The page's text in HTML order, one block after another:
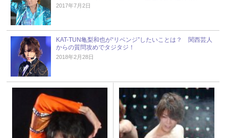
2017年7月2日
KAT-TUN亀梨和也が“リベンジ”したいことは？ 関西芸人
からの質問攻めでタジタジ！
2018年2月28日